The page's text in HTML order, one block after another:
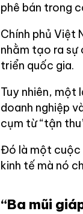
phê bán trong
Chính phủ Việt
nhằm tạo ra sự
triển quốc gia.
Tuy nhiên, một
doanh nghiệp
cụm từ “tận
Đó là một cuộc
kinh tế mà nó
“Ba mũi